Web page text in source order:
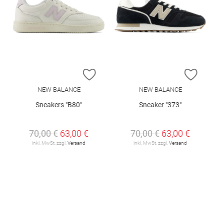
ZUR WUNSCHLISTE HINZUFÜGEN
NEW BALANCE
Sneakers "B80"
70,00 € 63,00 €
inkl. MwSt. zzgl. Versand
ZUR
NEW BALANCE
Sneaker "373"
70,00 € 63,00 €
inkl. MwSt. zzgl. Versand